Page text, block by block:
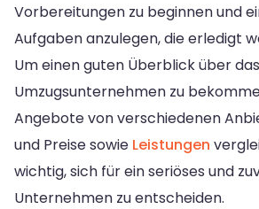
Vorbereitungen zu beginnen und
Aufgaben anzulegen, die erledigt
Um einen guten Überblick über
Umzugsunternehmen zu
Angebote von verschiedenen
und Preise sowie Leistungen
wichtig, sich für ein seriöses und
Unternehmen zu entscheiden.